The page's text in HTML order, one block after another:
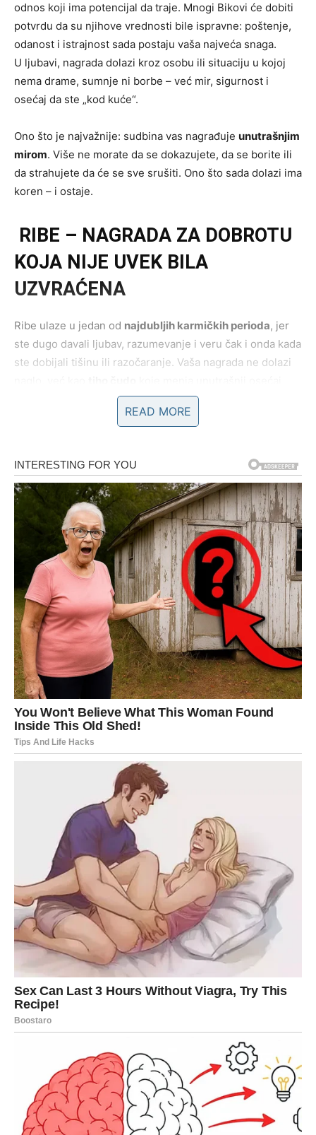
odnos koji ima potencijal da traje. Mnogi Bikovi će dobiti
potvrdu da su njihove vrednosti bile ispravne: poštenje,
odanost i istrajnost sada postaju vaša najveća snaga.
U ljubavi, nagrada dolazi kroz osobu ili situaciju u kojoj
nema drame, sumnje ni borbe – već mir, sigurnost i
osećaj da ste „kod kuće“.
Ono što je najvažnije: sudbina vas nagrađuje unutrašnjim
mirom. Više ne morate da se dokazujete, da se borite ili
da strahujete da će se sve srušiti. Ono što sada dolazi ima
koren – i ostaje.
RIBE – NAGRADA ZA DOBROTU
KOJA NIJE UVEK BILA
UZVRAĆENA
Ribe ulaze u jedan od najdubljih karmičkih perioda, jer
ste dugo davali ljubav, razumevanje i veru čak i onda kada
ste dobijali tišinu ili razočaranje. Vaša nagrada ne dolazi
bez potrebe za objašnjavanjem. Mnogi pripadnici ovog
znaka mogu doživeti novu ljubav, pomirenje sa sobom ili
ispunjenje sna koji su dugo nosili u sebi, ali su se bojali
da mu veruju do kraja.
Na duhovnom i životnom planu, dolazi jasnoća – shvatate
da niste bili slabi zato što ste verovali, već snažni jer
niste dozvolili da vas bol pretvori u nešto što niste.
Nagrada sudbine za Ribe je vera vraćena u život, osećaj
da se dobro ipak isplati i da ono što je namenjeno ne
može da vas zaobiđe.
Ovo je period u kojem se snovi više ne doživljavaju kao
bekstvo – već kao putokaz.
VODOLIJA – NAGRADA ZA
AUTENTIČNOST KOJA JE
ČESTO BILA NESHVAĆENA
Vodolije su dugo hodale putem koji drugi nisu razumeli,
noseći u sebi osećaj da su drugačije, ispred vremena ili
jednostavno pogrešno shvaćene. Vi ste davali slobodu
drugima, ali je često niste dobijali zauzvrat.
Sada sudbina vraća – i to krozprihvatanje, priznanje i
oslobađanje od potrebe da se ikome objašnjavate .
Nagrada dolazi kroz prilike koje vam omogućavaju da
budete ono što jeste – bez maski, bez kompromisa koji
vas guše. Na poslovnom planu moguće su nove ideje,
saradnje ili priznanja koja dolaze baš zato što niste sledili
tuđe puteve.
U ljubavi, sudbina vam donosi osobu ili odnos u kojem
ne
READ MORE